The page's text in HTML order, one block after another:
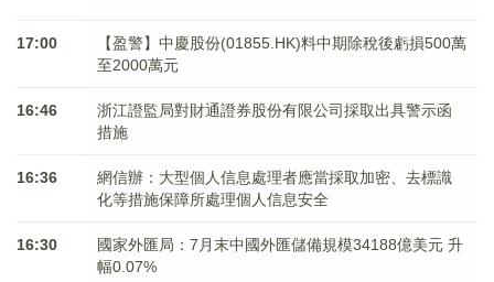
17:00
【盈警】中慶股份(01855.HK)料中期除稅後虧損500萬
至2000萬元
16:46
浙江證監局對財通證券股份有限公司採取出具警示函
措施
16:36
網信辦：大型個人信息處理者應當採取加密、去標識
化等措施保障所處理個人信息安全
16:30
國家外匯局：7月末中國外匯儲備規模34188億美元 升
幅0.07%